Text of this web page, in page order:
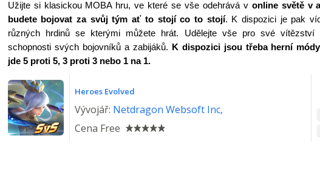
Užijte si klasickou MOBA hru, ve které se vše odehrává v online světě v
budete bojovat za svůj tým ať to stojí co to stojí. K dispozici je pak
různých hrdinů se kterými můžete hrát. Udělejte vše pro své vítězství
schopnosti svých bojovníků a zabijáků. K dispozici jsou třeba herní
jde 5 proti 5, 3 proti 3 nebo 1 na 1.
Heroes Evolved
Vývojář: Netdragon Websoft Inc,
Cena Free